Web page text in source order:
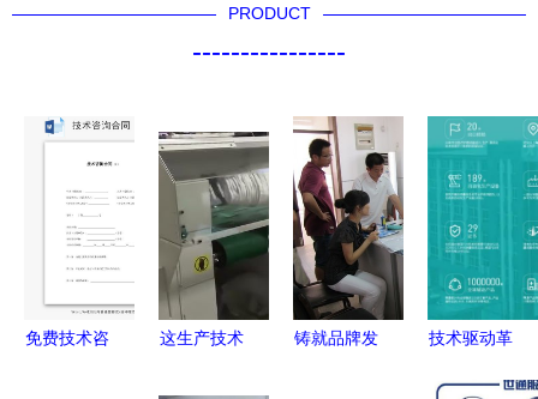
PRODUCT
----------------
免费技术咨
这生产技术
铸就品牌发
技术驱动革